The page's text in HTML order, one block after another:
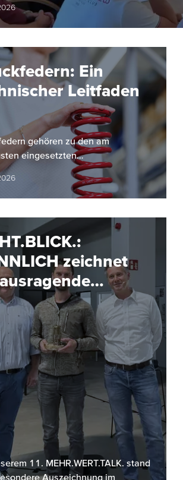
Ein
Leitfaden
gehören zu den am
eingesetzten
Sie nehmen Kräfte
diese und geben sie
wieder ab.…
zeichnet
aus
11. MEHR.WERT.TALK. stand
Auszeichnung im